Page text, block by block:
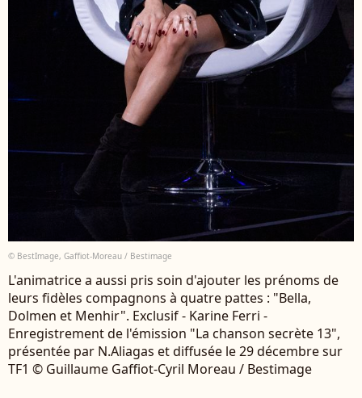
© BestImage, Gaffiot-Moreau / Bestimage
L'animatrice a aussi pris soin d'ajouter les prénoms de
leurs fidèles compagnons à quatre pattes : "Bella,
Dolmen et Menhir". Exclusif - Karine Ferri -
Enregistrement de l'émission "La chanson secrète 13",
présentée par N.Aliagas et diffusée le 29 décembre sur
TF1 © Guillaume Gaffiot-Cyril Moreau / Bestimage